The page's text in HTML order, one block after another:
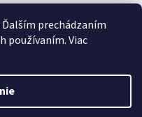
prechádzaním
používaním. Viac
&